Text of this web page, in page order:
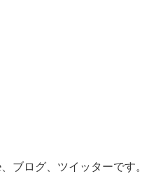
ブログ、ツイッターです。